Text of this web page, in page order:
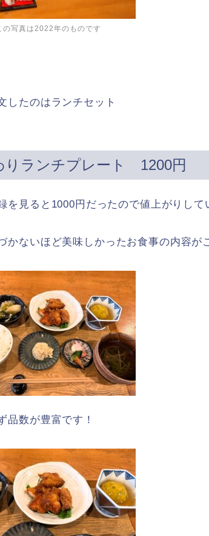
の写真は2022年のものです
したのはランチセット
りランチプレート 1200円
を見ると1000円だったので値上がりして
かないほど美味しかったお食事の内容が
品数が豊富です！